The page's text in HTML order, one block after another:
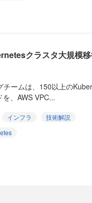
クラスタ大規模
ームは、150以上の
、AWS VPC...
インフラ
技術解説